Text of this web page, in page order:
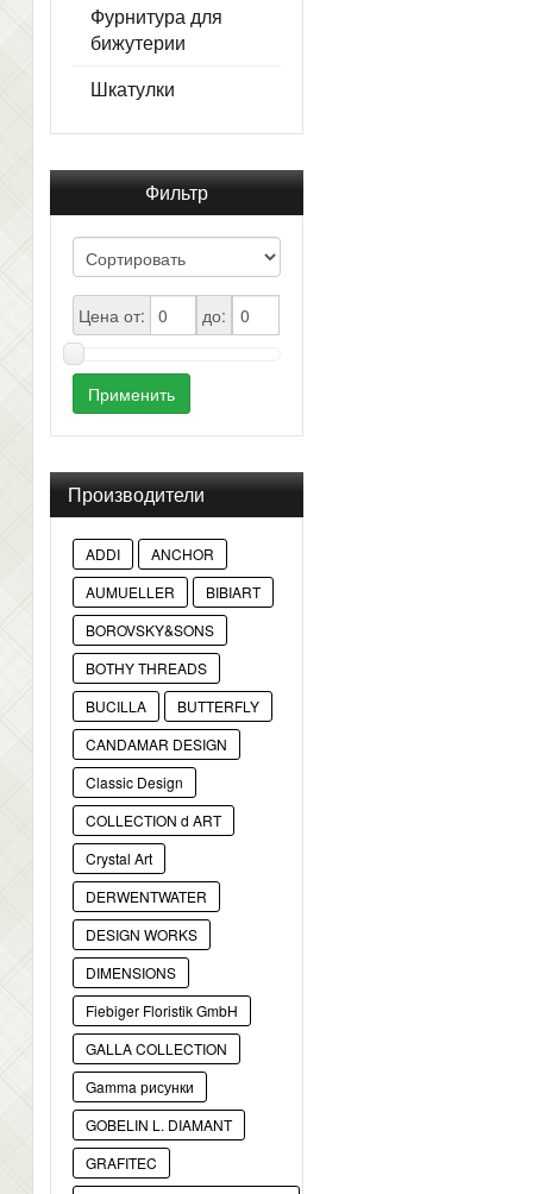
Фурнитура для
бижутерии
Шкатулки
Фильтр
Цена от: до:
Применить
Производители
ADDI
ANCHOR
AUMUELLER
BIBIART
BOROVSKY&SONS
BOTHY THREADS
BUCILLA
BUTTERFLY
CANDAMAR DESIGN
Classic Design
COLLECTION d ART
Crystal Art
DERWENTWATER
DESIGN WORKS
DIMENSIONS
Fiebiger Floristik GmbH
GALLA COLLECTION
Gamma рисунки
GOBELIN L. DIAMANT
GRAFITEC